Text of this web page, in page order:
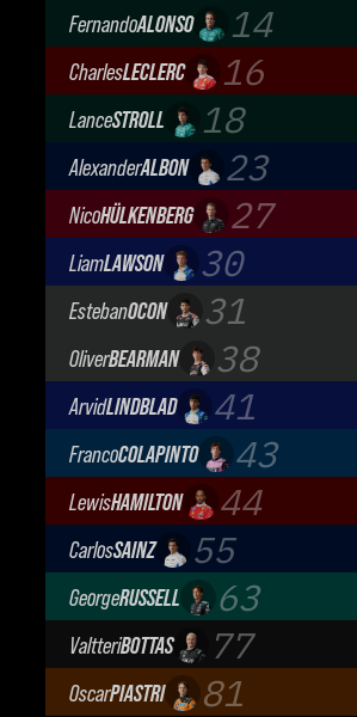
Mercedes-AMG Petronas F1
FernandoALONSO 14
Aston Martin Aramco F1
CharlesLECLERC 16
Scuderia Ferrari
LanceSTROLL 18
Aston Martin Aramco F1
AlexanderALBON 23
Atlassian Williams F1
NicoHÜLKENBERG 27
Audi Revolut F1 Team
LiamLAWSON 30
Visa Cash App Racing
EstebanOCON 31
TGR Haas F1 Team
OliverBEARMAN 38
TGR Haas F1 Team
ArvidLINDBLAD 41
Visa Cash App Racing
FrancoCOLAPINTO 43
BWT Alpine Formula One
LewisHAMILTON 44
Scuderia Ferrari
CarlosSAINZ 55
Atlassian Williams F1
GeorgeRUSSELL 63
Mercedes-AMG Petronas F1
ValtteriBOTTAS 77
Cadillac Formula 1 Team
OscarPIASTRI 81